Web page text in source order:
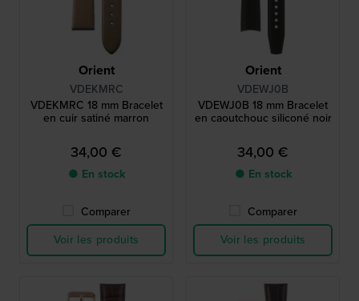
Orient
VDEKMRC
VDEKMRC 18 mm Bracelet
en cuir satiné marron
34,00 €
● En stock
Comparer
Voir les produits
Orient
VDEWJ0B
VDEWJ0B 18 mm Bracelet
en caoutchouc siliconé noir
34,00 €
● En stock
Comparer
Voir les produits